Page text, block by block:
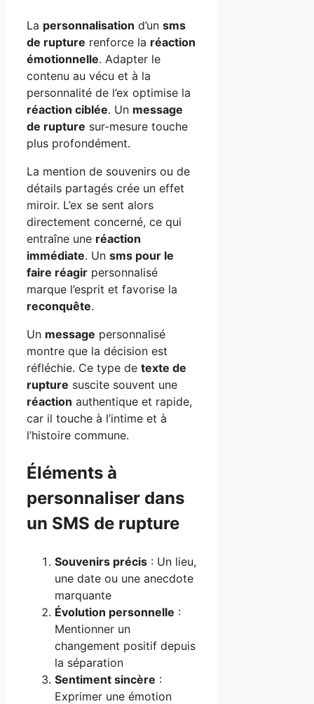
La personnalisation d’un sms
de rupture renforce la réaction
émotionnelle. Adapter le
contenu au vécu et à la
personnalité de l’ex optimise la
réaction ciblée. Un message
de rupture sur-mesure touche
plus profondément.
La mention de souvenirs ou de
détails partagés crée un effet
miroir. L’ex se sent alors
directement concerné, ce qui
entraîne une réaction
immédiate. Un sms pour le
faire réagir personnalisé
marque l’esprit et favorise la
reconquête.
Un message personnalisé
montre que la décision est
réfléchie. Ce type de texte de
rupture suscite souvent une
réaction authentique et rapide,
car il touche à l’intime et à
l’histoire commune.
Éléments à
personnaliser dans
un SMS de rupture
Souvenirs précis : Un lieu,
une date ou une anecdote
marquante
Évolution personnelle :
Mentionner un
changement positif depuis
la séparation
Sentiment sincère :
Exprimer une émotion